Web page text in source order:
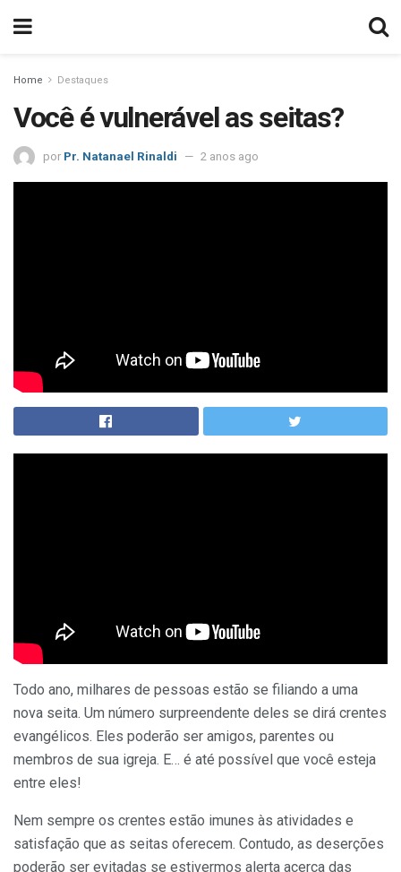
Home Destaques
Você é vulnerável as seitas?
por Pr. Natanael Rinaldi 2 anos ago
Todo ano, milhares de pessoas estão se filiando a uma
nova seita. Um número surpreendente deles se dirá crentes
evangélicos. Eles poderão ser amigos, parentes ou
membros de sua igreja. E… é até possível que você esteja
entre eles!
Nem sempre os crentes estão imunes às atividades e
satisfação que as seitas oferecem. Contudo, as deserções
poderão ser evitadas se estivermos alerta acerca das